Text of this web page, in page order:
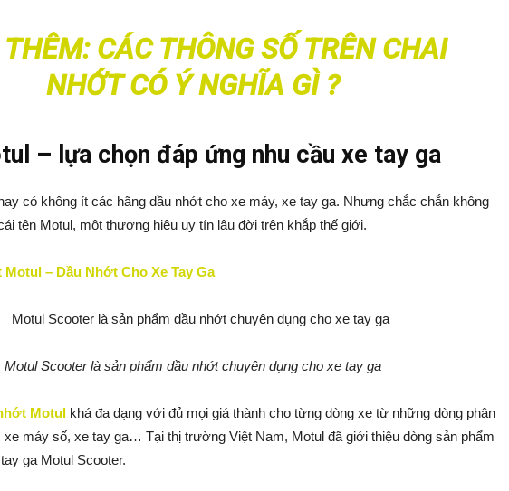
CÁC THÔNG SỐ TRÊN CHAI
NHỚT CÓ Ý NGHĨA GÌ ?
– lựa chọn đáp ứng nhu cầu xe tay ga
có không ít các hãng dầu nhớt cho xe máy, xe tay ga. Nhưng chắc chắn không
tên Motul, một thương hiệu uy tín lâu đời trên khắp thế giới.
Motul – Dầu Nhớt Cho Xe Tay Ga
Motul Scooter là sản phẩm dầu nhớt chuyên dụng cho xe tay ga
Motul khá đa dạng với đủ mọi giá thành cho từng dòng xe từ những dòng phân
xe máy số, xe tay ga… Tại thị trường Việt Nam, Motul đã giới thiệu dòng sản phẩm
ga Motul Scooter.